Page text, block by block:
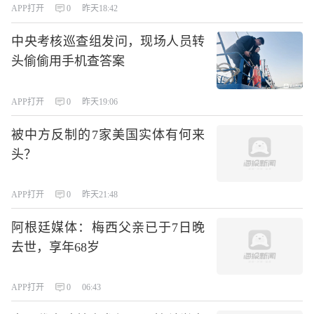
APP打开 0 昨天18:42
中央考核巡查组发问，现场人员转
头偷偷用手机查答案
APP打开 0 昨天19:06
被中方反制的7家美国实体有何来
头？
APP打开 0 昨天21:48
阿根廷媒体：梅西父亲已于7日晚
去世，享年68岁
APP打开 0 06:43